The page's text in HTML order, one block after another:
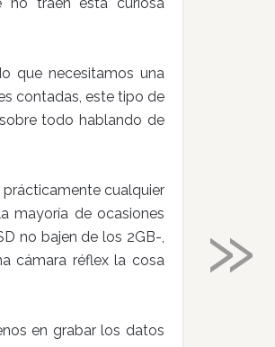
que necesitamos una
contadas, este tipo de
todo hablando de
cualquier
mayoría de ocasiones
no bajen de los 2GB-,
cámara réflex la cosa
en grabar los datos
»